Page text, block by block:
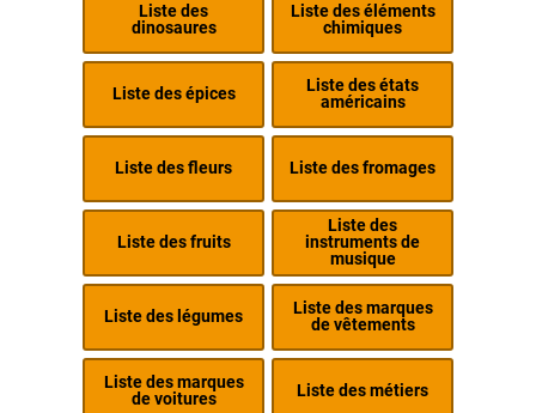
Liste des
dinosaures
Liste des éléments
chimiques
Liste des épices
Liste des états
américains
Liste des fleurs Liste des fromages
Liste des fruits
Liste des
instruments de
musique
Liste des légumes
Liste des marques
de vêtements
Liste des marques
de voitures
Liste des métiers